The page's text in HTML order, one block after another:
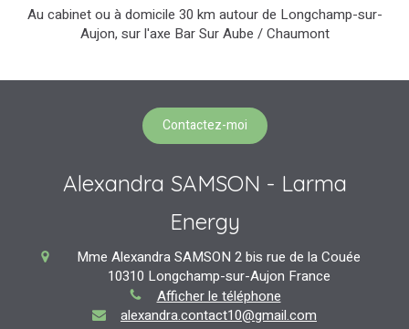
Au cabinet ou à domicile 30 km autour de Longchamp-sur-
Aujon, sur l'axe Bar Sur Aube / Chaumont
Contactez-moi
Alexandra SAMSON - Larma
Energy
Mme Alexandra SAMSON 2 bis rue de la Couée
10310 Longchamp-sur-Aujon France
Afficher le téléphone
alexandra.contact10@gmail.com